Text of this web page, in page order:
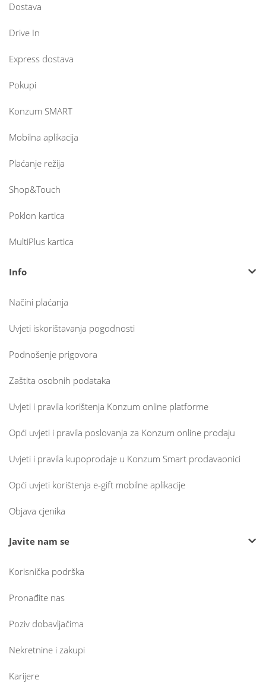
Dostava
Drive In
Express dostava
Pokupi
Konzum SMART
Mobilna aplikacija
Plaćanje režija
Shop&Touch
Poklon kartica
MultiPlus kartica
Info
Načini plaćanja
Uvjeti iskorištavanja pogodnosti
Podnošenje prigovora
Zaštita osobnih podataka
Uvjeti i pravila korištenja Konzum online platforme
Opći uvjeti i pravila poslovanja za Konzum online prodaju
Uvjeti i pravila kupoprodaje u Konzum Smart prodavaonici
Opći uvjeti korištenja e-gift mobilne aplikacije
Objava cjenika
Javite nam se
Korisnička podrška
Pronađite nas
Poziv dobavljačima
Nekretnine i zakupi
Karijere